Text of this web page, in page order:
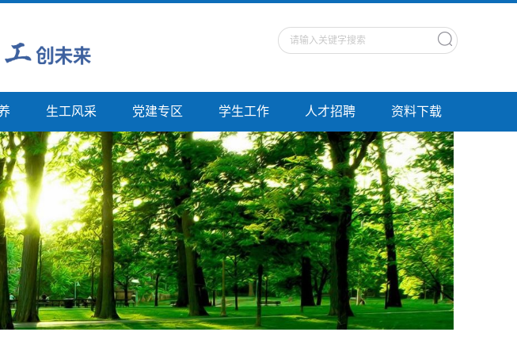
生工风采 党建专区 学生工作 人才招聘 资料下载